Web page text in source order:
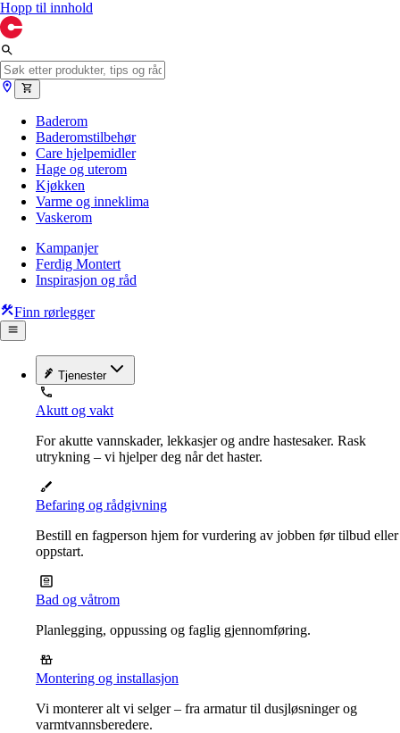
Hopp til innhold
Baderom
Baderomstilbehør
Care hjelpemidler
Hage og uterom
Kjøkken
Varme og inneklima
Vaskerom
Kampanjer
Ferdig Montert
Inspirasjon og råd
Finn rørlegger
Tjenester
Akutt og vakt
For akutte vannskader, lekkasjer og andre hastesaker. Rask
utrykning – vi hjelper deg når det haster.
Befaring og rådgivning
Bestill en fagperson hjem for vurdering av jobben før tilbud eller
oppstart.
Bad og våtrom
Planlegging, oppussing og faglig gjennomføring.
Montering og installasjon
Vi monterer alt vi selger – fra armatur til dusjløsninger og
varmtvannsberedere.